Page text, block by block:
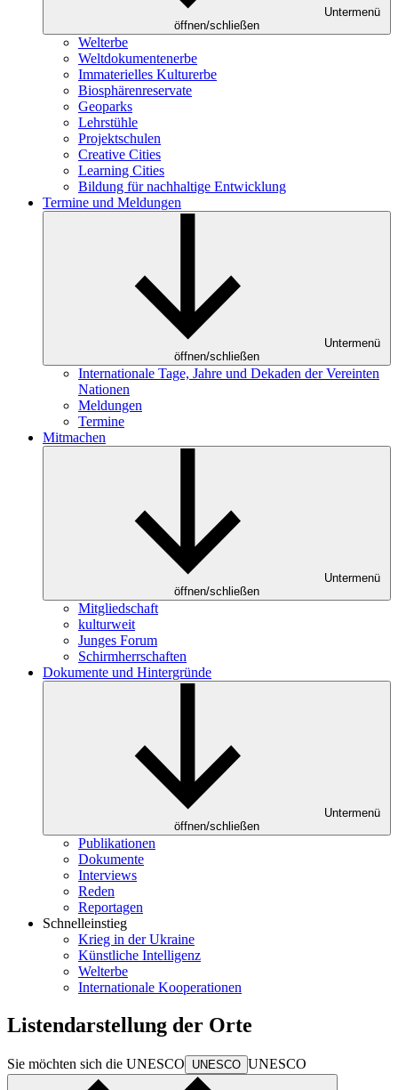
Untermenü
öffnen/schließen
Welterbe
Weltdokumentenerbe
Immaterielles Kulturerbe
Biosphärenreservate
Geoparks
Lehrstühle
Projektschulen
Creative Cities
Learning Cities
Bildung für nachhaltige Entwicklung
Termine und Meldungen
Untermenü
öffnen/schließen
Internationale Tage, Jahre und Dekaden der Vereinten
Nationen
Meldungen
Termine
Mitmachen
Untermenü
öffnen/schließen
Mitgliedschaft
kulturweit
Junges Forum
Schirmherrschaften
Dokumente und Hintergründe
Untermenü
öffnen/schließen
Publikationen
Dokumente
Interviews
Reden
Reportagen
Schnelleinstieg
Krieg in der Ukraine
Künstliche Intelligenz
Welterbe
Internationale Kooperationen
Listendarstellung der Orte
Sie möchten sich die UNESCO UNESCO UNESCO